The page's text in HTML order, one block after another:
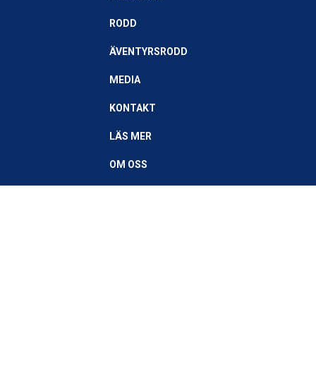
RODD
ÄVENTYRSRODD
MEDIA
KONTAKT
LÄS MER
OM OSS